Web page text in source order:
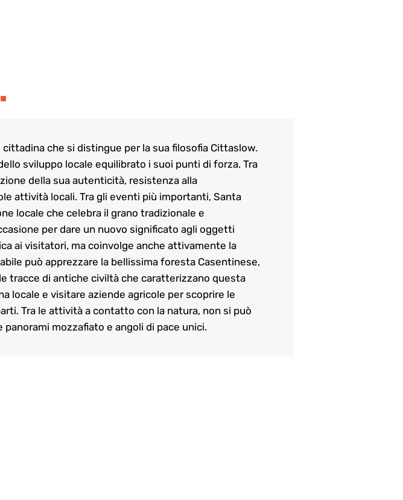
.
che si distingue per la sua filosofia Cittaslow.
sviluppo locale equilibrato i suoi punti di forza. Tra
della sua autenticità, resistenza alla
attività locali. Tra gli eventi più importanti, Santa
locale che celebra il grano tradizionale e
per dare un nuovo significato agli oggetti
ai visitatori, ma coinvolge anche attivamente la
può apprezzare la bellissima foresta Casentinese,
tracce di antiche civiltà che caratterizzano questa
locale e visitare aziende agricole per scoprire le
Tra le attività a contatto con la natura, non si può
mozzafiato e angoli di pace unici.